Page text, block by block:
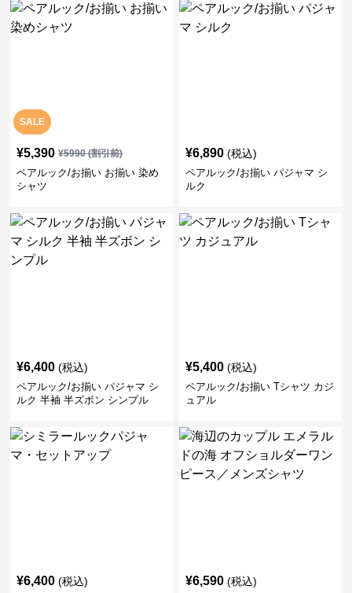
SALE
¥5,390 ¥5990(割引前)
ペアルック/お揃い お揃い 染め
シャツ
¥6,890 (税込)
ペアルック/お揃い パジャマ シ
ルク
¥6,400 (税込)
ペアルック/お揃い パジャマ シ
ルク 半袖 半ズボン シンプル
¥5,400 (税込)
ペアルック/お揃い Tシャツ カジ
ュアル
¥6,400 (税込) ¥6,590 (税込)